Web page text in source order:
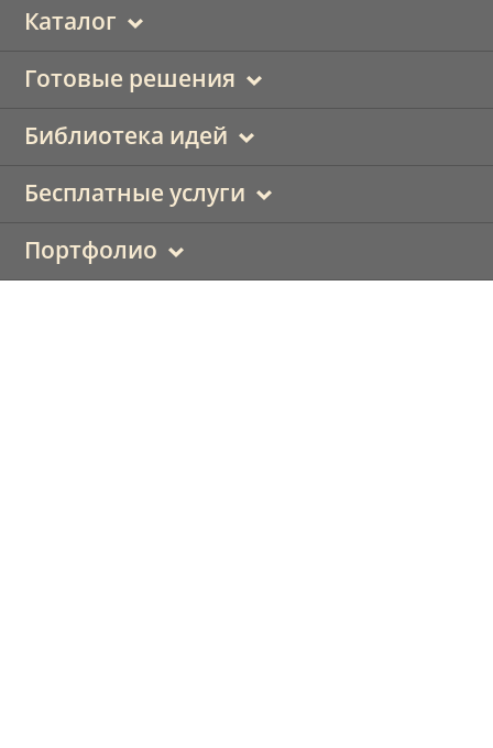
Каталог
Готовые решения
Библиотека идей
Бесплатные услуги
Портфолио